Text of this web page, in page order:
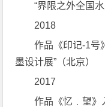
“界限之外全国
2018
作品《印记-1号
墨设计展”（北京）
2017
作品《忆﹒望》